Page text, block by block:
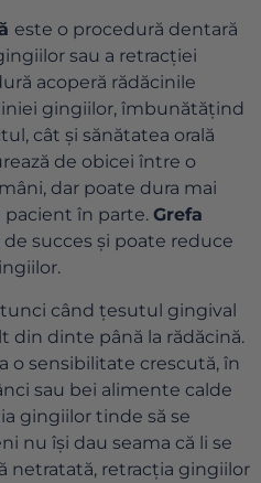
este o procedură dentară
sau a retracției
acoperă rădăcinile
gingiilor, îmbunătățind
cât și sănătatea orală
de obicei între o
dar poate dura mai
în parte. Grefa
de succes și poate reduce
când țesutul gingival
din dinte până la rădăcină.
o sensibilitate crescută, în
sau bei alimente calde
gingiilor tinde să se
nu își dau seama că li se
netratată, retracția gingiilor